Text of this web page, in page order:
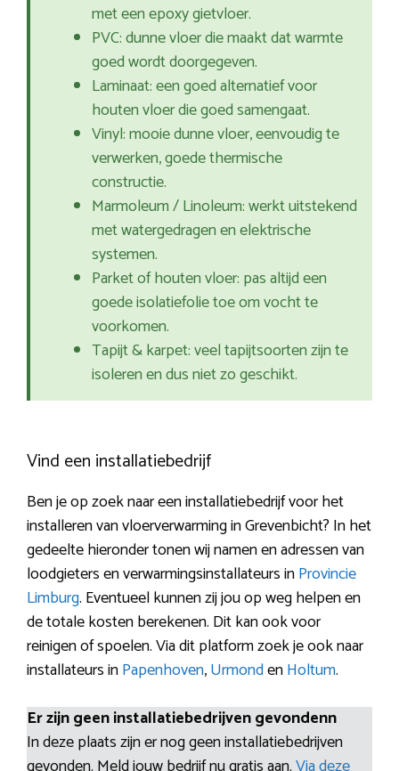
met een epoxy gietvloer.
PVC: dunne vloer die maakt dat warmte
goed wordt doorgegeven.
Laminaat: een goed alternatief voor
houten vloer die goed samengaat.
Vinyl: mooie dunne vloer, eenvoudig te
verwerken, goede thermische
constructie.
Marmoleum / Linoleum: werkt uitstekend
met watergedragen en elektrische
systemen.
Parket of houten vloer: pas altijd een
goede isolatiefolie toe om vocht te
voorkomen.
Tapijt & karpet: veel tapijtsoorten zijn te
isoleren en dus niet zo geschikt.
Vind een installatiebedrijf
Ben je op zoek naar een installatiebedrijf voor het
installeren van vloerverwarming in Grevenbicht? In het
gedeelte hieronder tonen wij namen en adressen van
loodgieters en verwarmingsinstallateurs inProvincie
Limburg. Eventueel kunnen zij jou op weg helpen en
de totale kosten berekenen. Dit kan ook voor
reinigen of spoelen. Via dit platform zoek je ook naar
installateurs inPapenhoven,UrmondenHoltum.
Er zijn geen installatiebedrijven gevondenn
In deze plaats zijn er nog geen installatiebedrijven